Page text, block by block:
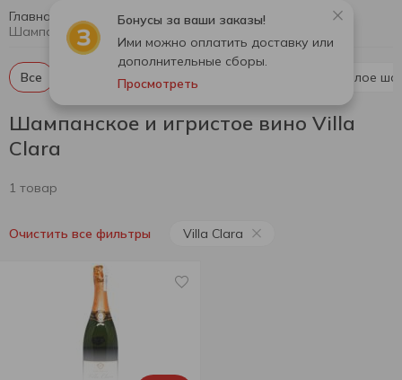
Бонусы за ваши заказы!
Ими можно оплатить доставку или
дополнительные сборы.
Просмотреть
Главная Алкоголь
Все Красное шампанское и игристое вино Белое
Шампанское и игристое вино Villa
Clara
1 товар
Очистить все фильтры Villa Clara